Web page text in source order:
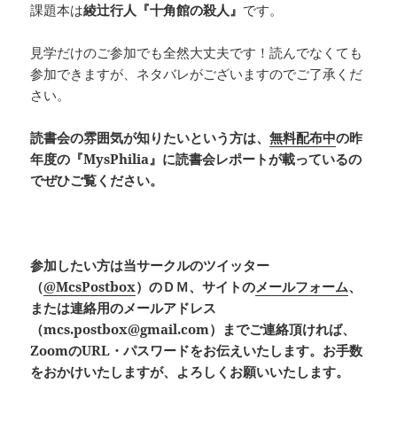
課題本は綾辻行人『十角館の殺人』 です。
見学だけのご参加でも全然大丈夫です！読んでなくても
参加できますが、ネタバレがございますのでご了承くだ
さい。
読書会の雰囲気が知りたいという方は、無料配布中の昨
年度の『MysPhilia』に読書会レポートが載っているの
でぜひご覧ください。
参加したい方は当サークルのツイッター
（@McsPostbox）のＤＭ、サイトのメールフォーム、
または連絡用のメールアドレス
（mcs.postbox@gmail.com）までご連絡頂ければ、
ZoomのURL・パスワードをお伝えいたします。お手数
をおかけいたしますが、よろしくお願いいたします。